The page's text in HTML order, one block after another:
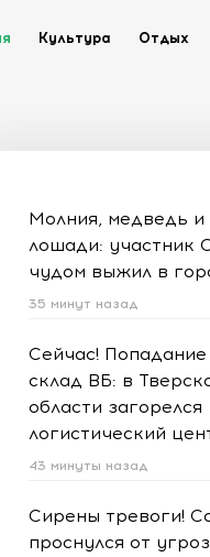
Культура Отдых
Молния, медведь и
лошади: участник
чудом выжил в
35 минут назад
Сейчас!
склад ВБ: в
области загорелся
логистический
43 минуты назад
Сирены тревоги!
проснулся от